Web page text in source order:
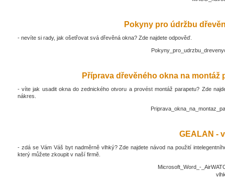
Pokyny pro údržbu
- nevíte si rady, jak ošetřovat svá dřevěná okna? Zde najdete odpověď.
Příprava dřevěného okna na montáž
- víte jak usadit okna do zednického otvoru a provést montáž parapetu? Zde
nákres.
GEALAN -
- zdá se Vám Váš byt nadměrně vlhký? Zde najdete návod na použití
který můžete zkoupit v naší firmě.
Microsoft_Word_-